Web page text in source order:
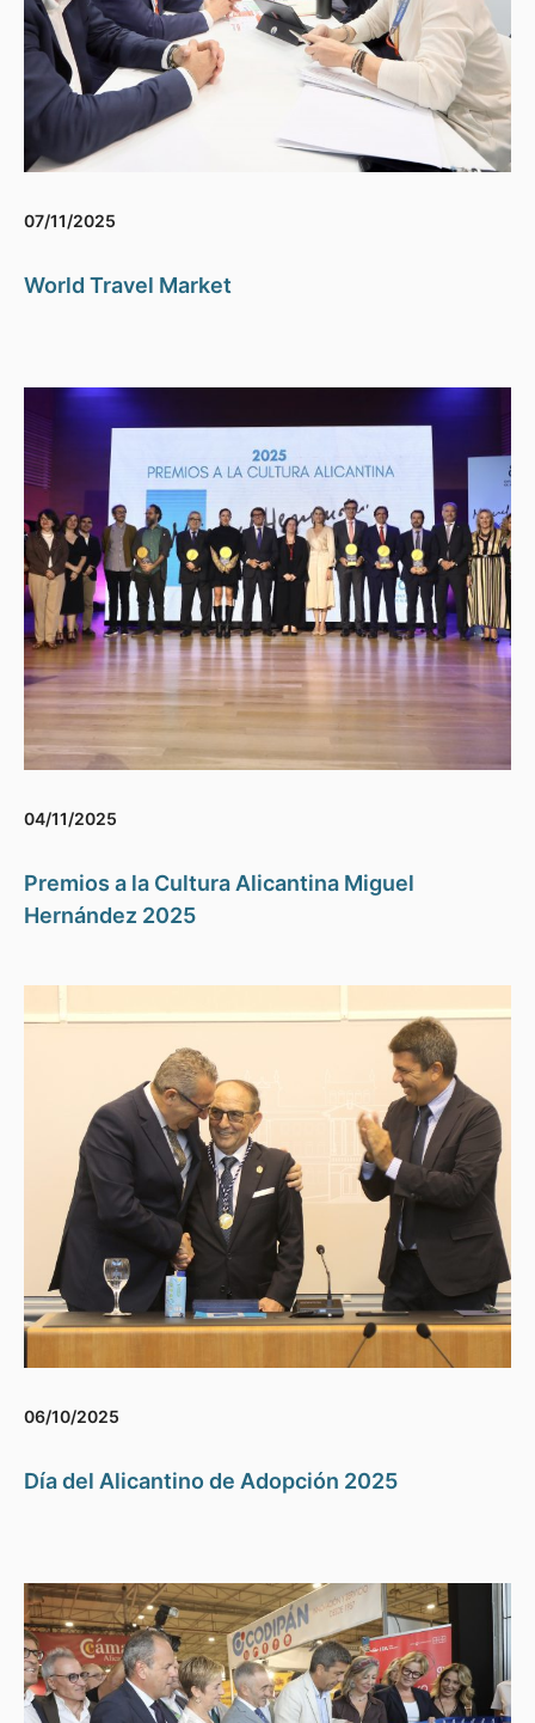
07/11/2025
World Travel Market
04/11/2025
Premios a la Cultura Alicantina Miguel
Hernández 2025
06/10/2025
Día del Alicantino de Adopción 2025